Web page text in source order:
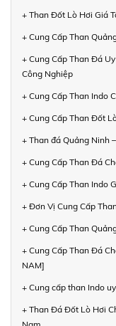
+ Than Đốt Lò Hơi Giá
+ Cung Cấp Than
+ Cung Cấp Than Đá
Công Nghiệp
+ Cung Cấp Than Indo
+ Cung Cấp Than Đốt
+ Than đá Quảng Ninh
+ Cung Cấp Than Đá
+ Cung Cấp Than Indo
+ Đơn Vị Cung Cấp
+ Cung Cấp Than
+ Cung Cấp Than Đá
NAM]
+ Cung cấp than Indo
+ Than Đá Đốt Lò Hơi